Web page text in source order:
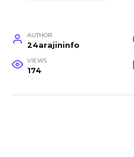
AUTHOR
24arajininfo
VIEWS
174